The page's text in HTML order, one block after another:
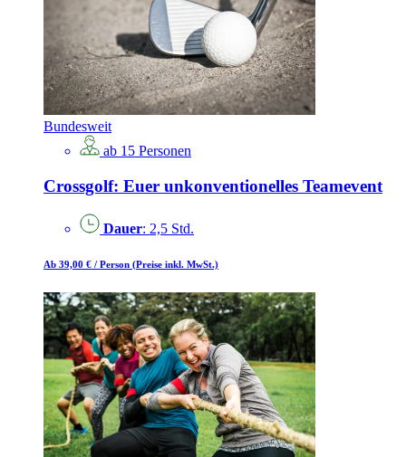
Bundesweit
ab 15 Personen
Crossgolf: Euer unkonventionelles Teamevent
Dauer: 2,5 Std.
Ab 39,00 € / Person (Preise inkl. MwSt.)